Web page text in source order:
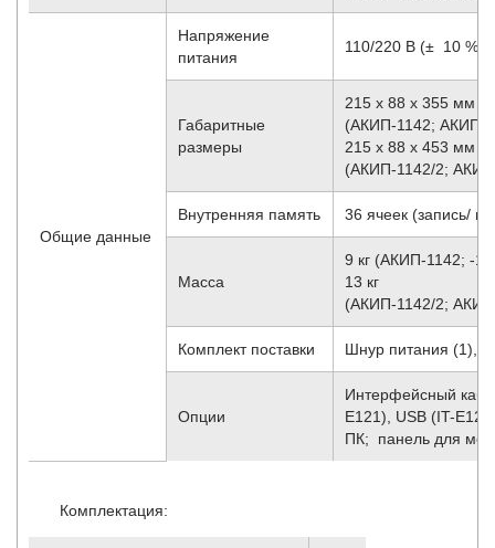
Общие данные
Напряжение
питания
110/220 В (± 10 %),
Габаритные
размеры
215 х 88 х 355 мм
(АКИП-1142; АКИП-
215 х 88 х 453 мм
(АКИП-1142/2;
Внутренняя память 36 ячеек (запись/
Масса
9 кг (АКИП-1142; -
13 кг
(АКИП-1142/2;
Комплект поставки Шнур питания (1),
Опции
Интерфейсный
E121), USB (IT-
ПК; панель для
Комплектация: